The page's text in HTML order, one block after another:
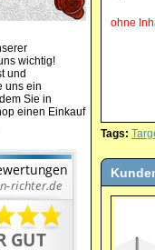
wichtig!
und
uns ein
Sie in
einen Einkauf
ohne
Tags: